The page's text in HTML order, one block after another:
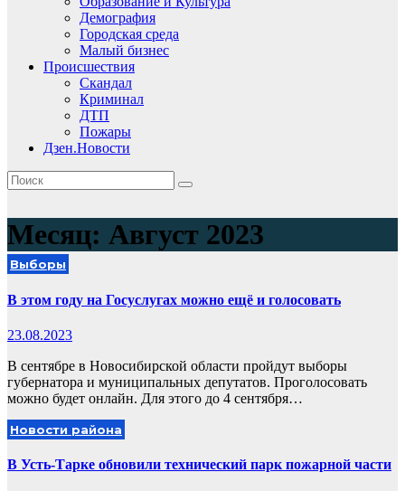
Демография
Городская среда
Малый бизнес
Происшествия
Скандал
Криминал
ДТП
Пожары
Дзен.Новости
Месяц: Август 2023
Выборы
В этом году на Госуслугах можно ещё и голосовать
23.08.2023
В сентябре в Новосибирской области пройдут выборы
губернатора и муниципальных депутатов. Проголосовать
можно будет онлайн. Для этого до 4 сентября…
Новости района
В Усть-Тарке обновили технический парк пожарной части